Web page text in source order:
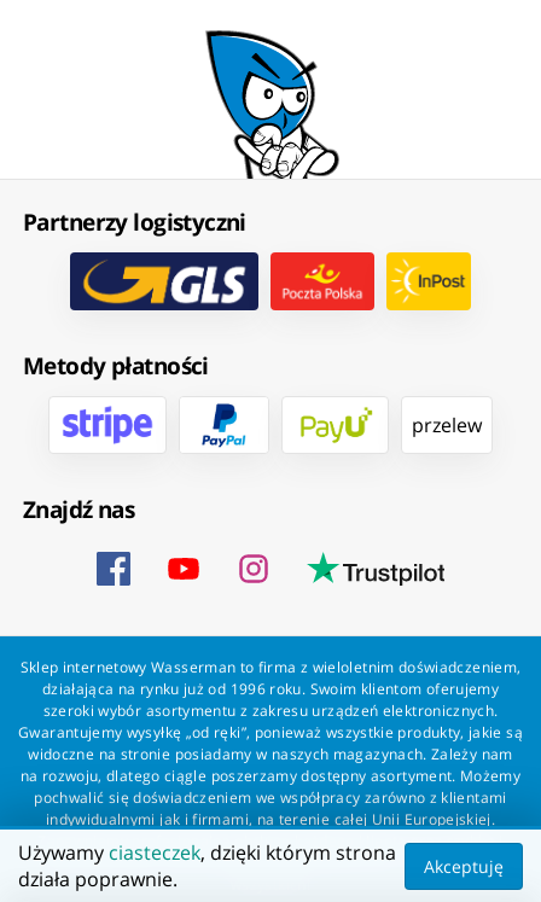
Partnerzy logistyczni
Metody płatności
przelew
Znajdź nas
Sklep internetowy Wasserman to firma z wieloletnim doświadczeniem,
działająca na rynku już od 1996 roku. Swoim klientom oferujemy
szeroki wybór asortymentu z zakresu urządzeń elektronicznych.
Gwarantujemy wysyłkę „od ręki”, ponieważ wszystkie produkty, jakie są
widoczne na stronie posiadamy w naszych magazynach. Zależy nam
na rozwoju, dlatego ciągle poszerzamy dostępny asortyment. Możemy
pochwalić się doświadczeniem we współpracy zarówno z klientami
indywidualnymi jak i firmami, na terenie całej Unii Europejskiej.
Zapewniamy profesjonalną obsługę każdego klienta oraz szybką i
bezproblemową realizację zamówień. Wasserman - wszystko dla
Używamy ciasteczek, dzięki którym strona
działa poprawnie.
Akceptuję